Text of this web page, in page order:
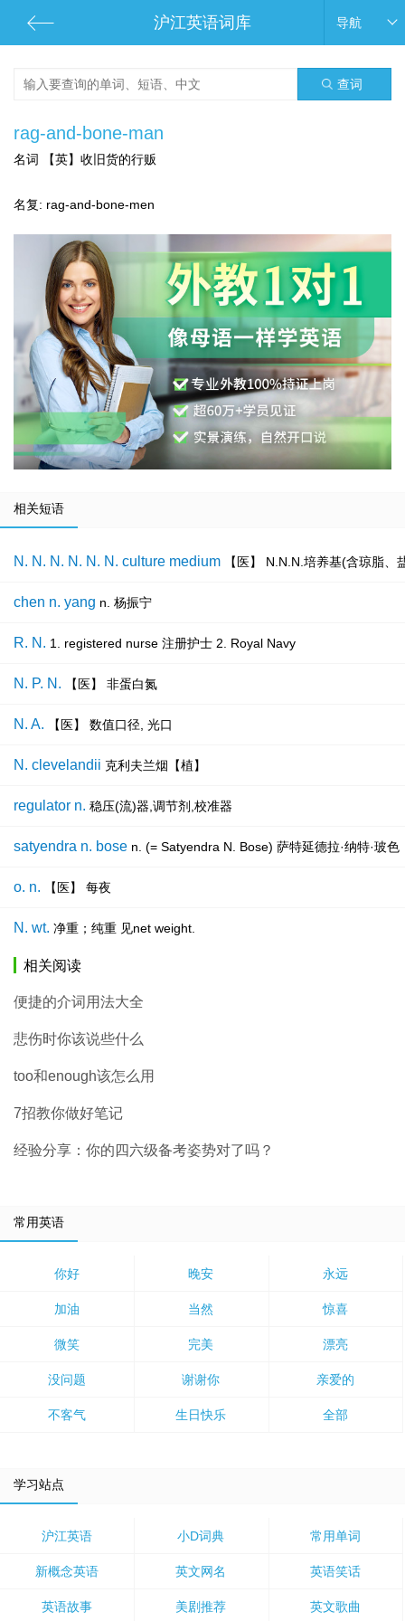
沪江英语词库 导航
查词
rag-and-bone-man
名词 【英】收旧货的行贩
名复: rag-and-bone-men
相关短语
N. N. N. N. N. N. culture medium 【医】 N.N.N.培养基(含琼脂
chen n. yang n. 杨振宁
R. N. 1. registered nurse 注册护士 2. Royal Navy
N. P. N. 【医】 非蛋白氮
N. A. 【医】 数值口径, 光口
N. clevelandii 克利夫兰烟【植】
regulator n. 稳压(流)器,调节剂,校准器
satyendra n. bose n. (= Satyendra N. Bose) 萨特延德拉·纳特·玻
o. n. 【医】 每夜
N. wt. 净重；纯重 见net weight.
相关阅读
便捷的介词用法大全
悲伤时你该说些什么
too和enough该怎么用
7招教你做好笔记
经验分享：你的四六级备考姿势对了吗？
常用英语
你好 晚安 永远
加油 当然 惊喜
微笑 完美 漂亮
没问题 谢谢你 亲爱的
不客气 生日快乐 全部
学习站点
沪江英语 小D词典 常用单词
新概念英语 英文网名 英语笑话
英语故事 美剧推荐 英文歌曲